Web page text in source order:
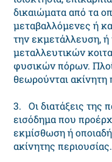
δικαιώματα από τα
μεταβαλλόμενες ή
την εκμετάλλευση,
μεταλλευτικών
φυσικών πόρων.
θεωρούνται ακίνητη
3. Οι διατάξεις της
εισόδημα που
εκμίσθωση ή
ακίνητης περιουσίας.